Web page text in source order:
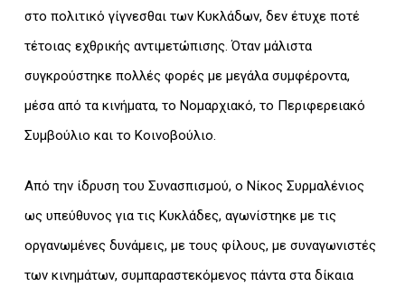
στο πολιτικό γίγνεσθαι των Κυκλάδων, δεν έτυχε ποτέ
τέτοιας εχθρικής αντιμετώπισης. Όταν μάλιστα
συγκρούστηκε πολλές φορές με μεγάλα συμφέροντα,
μέσα από τα κινήματα, το Νομαρχιακό, το Περιφερειακό
Συμβούλιο και το Κοινοβούλιο.
Από την ίδρυση του Συνασπισμού, ο Νίκος Συρμαλένιος
ως υπεύθυνος για τις Κυκλάδες, αγωνίστηκε με τις
οργανωμένες δυνάμεις, με τους φίλους, με συναγωνιστές
των κινημάτων, συμπαραστεκόμενος πάντα στα δίκαια